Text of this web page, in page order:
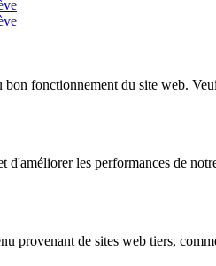
bon fonctionnement du site web.
d'améliorer les performances de
provenant de sites web tiers,